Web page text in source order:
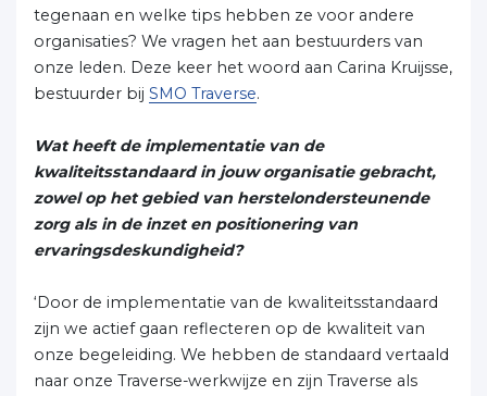
tegenaan en welke tips hebben ze voor andere
organisaties? We vragen het aan bestuurders van
onze leden. Deze keer het woord aan Carina Kruijsse,
bestuurder bij SMO Traverse.
Wat heeft de implementatie van de
kwaliteitsstandaard in jouw organisatie gebracht,
zowel op het gebied van herstelondersteunende
zorg als in de inzet en positionering van
ervaringsdeskundigheid?
‘Door de implementatie van de kwaliteitsstandaard
zijn we actief gaan reflecteren op de kwaliteit van
onze begeleiding. We hebben de standaard vertaald
naar onze Traverse-werkwijze en zijn Traverse als